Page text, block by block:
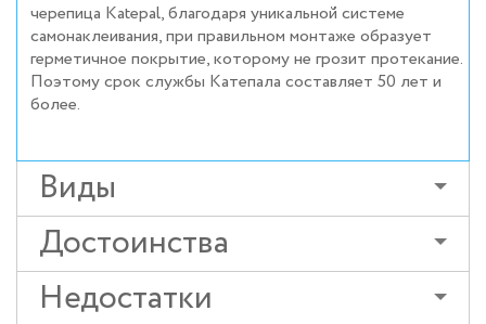
черепица Katepal, благодаря уникальной системе
самонаклеивания, при правильном монтаже образует
герметичное покрытие, которому не грозит протекание.
Поэтому срок службы Катепала составляет 50 лет и
более.
Виды
Достоинства
Недостатки